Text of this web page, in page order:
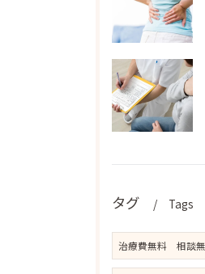
タグ Tags
治療費無料 相談